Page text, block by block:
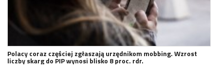
Polacy coraz częściej zgłaszają urzędnikom mobbing. Wzrost
liczby skarg do PIP wynosi blisko 8 proc. rdr.